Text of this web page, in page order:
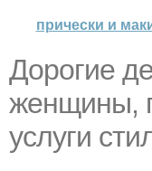
прически и
Дорогие
женщины,
услуги